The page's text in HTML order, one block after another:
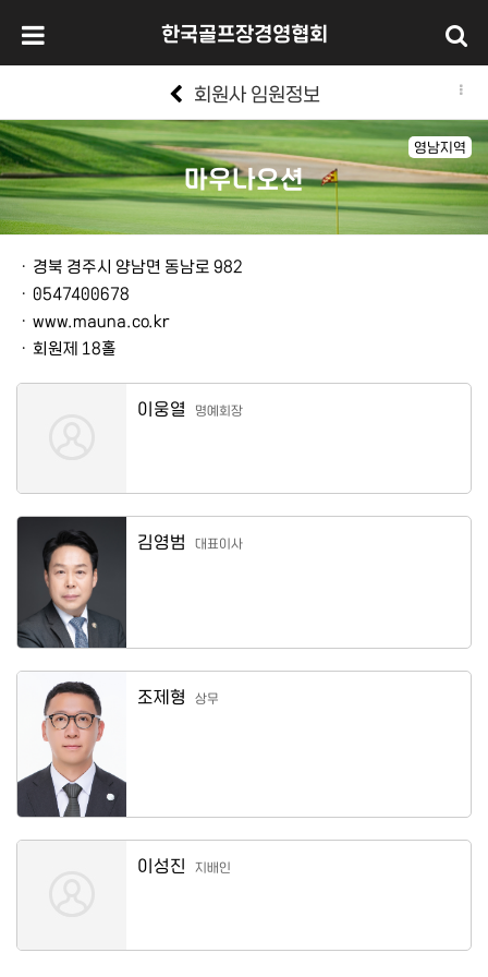
한국골프장경영협회
회원사 임원정보
영남지역
마우나오션
본문
ㆍ 경북 경주시 양남면 동남로 982
ㆍ 0547400678
ㆍ www.mauna.co.kr
ㆍ 회원제 18홀
이웅열 명예회장
김영범 대표이사
조제형 상무
이성진 지배인